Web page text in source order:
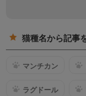
猫種名から記事
マンチカン
ラグドール